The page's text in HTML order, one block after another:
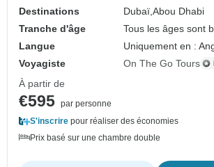
Destinations
Dubaï,Abou Dhabi
Tranche d'âge
Tous les âges sont
Langue
Uniquement en :
Voyagiste
On The Go Tours
À partir de
€595 par personne
S'inscrire pour réaliser des économies
Prix basé sur une chambre double